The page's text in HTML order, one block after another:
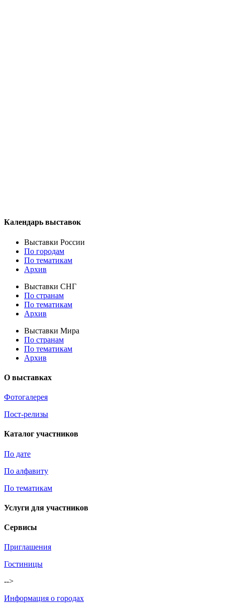
Календарь выставок
Выставки России
По городам
По тематикам
Архив
Выставки СНГ
По странам
По тематикам
Архив
Выставки Мира
По странам
По тематикам
Архив
О выставках
Фотогалерея
Пост-релизы
Каталог участников
По дате
По алфавиту
По тематикам
Услуги для участников
Сервисы
Приглашения
Гостиницы
-->
Информация о городах